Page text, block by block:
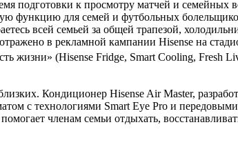
подготовки к просмотру матчей и
функцию для семей и футбольных
всей семьей за общей трапезой,
в рекламной кампании Hisense на
жизни» (Hisense Fridge, Smart Cooling,
Кондиционер Hisense Air Master,
с технологиями Smart Eye Pro и
членам семьи отдыхать,